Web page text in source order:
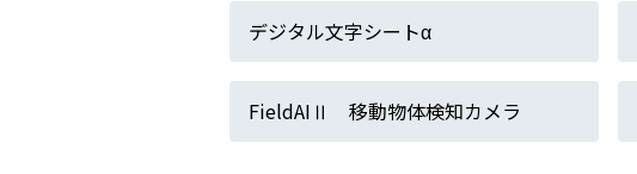
デジタル文字シートα
FieldAIⅡ 移動物体検知カメラ